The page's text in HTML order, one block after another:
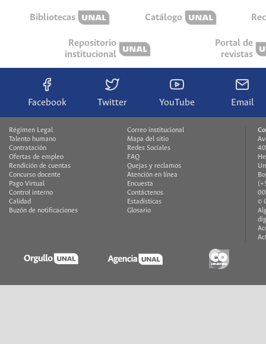
Bibliotecas Catálogo
Repositorio
institucional
Portal de
revistas
Facebook Twitter YouTube Email
Régimen Legal
Talento humano
Contratación
Ofertas de empleo
Rendición de cuentas
Concurso docente
Pago Virtual
Control interno
Calidad
Buzón de notificaciones
Correo institucional
Mapa del sitio
Redes Sociales
FAQ
Quejas y reclamos
Atención en línea
Encuesta
Contáctenos
Estadísticas
Glosario
©